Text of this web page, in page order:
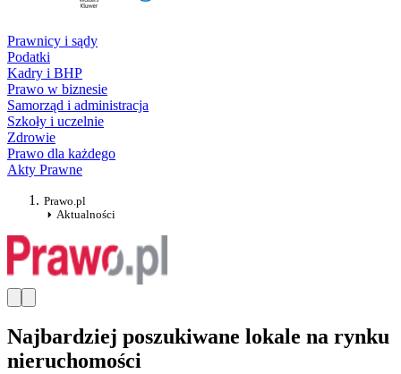
Prawnicy i sądy
Podatki
Kadry i BHP
Prawo w biznesie
Samorząd i administracja
Szkoły i uczelnie
Zdrowie
Prawo dla każdego
Akty Prawne
Prawo.pl
Aktualności
Najbardziej poszukiwane lokale na rynku
nieruchomości